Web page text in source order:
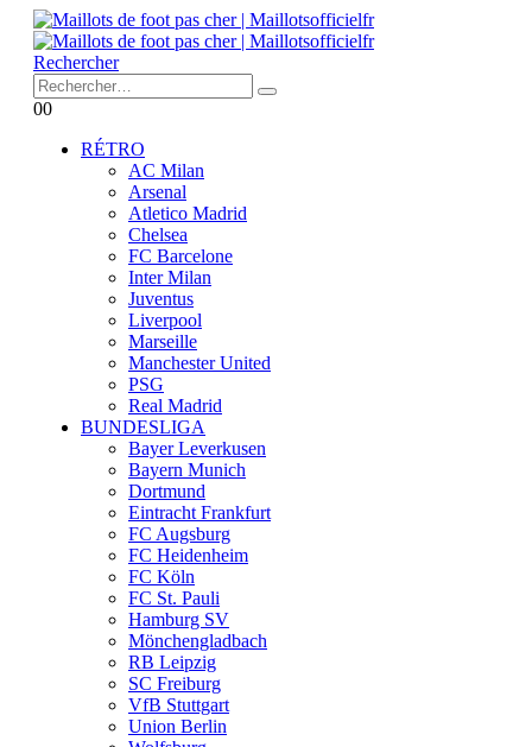
Rechercher
00
RÉTRO
AC Milan
Arsenal
Atletico Madrid
Chelsea
FC Barcelone
Inter Milan
Juventus
Liverpool
Marseille
Manchester United
PSG
Real Madrid
BUNDESLIGA
Bayer Leverkusen
Bayern Munich
Dortmund
Eintracht Frankfurt
FC Augsburg
FC Heidenheim
FC Köln
FC St. Pauli
Hamburg SV
Mönchengladbach
RB Leipzig
SC Freiburg
VfB Stuttgart
Union Berlin